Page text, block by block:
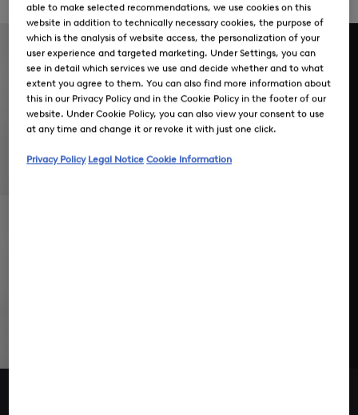
eenvoudig te onderhouden
able to make selected recommendations, we use cookies on this
website in addition to technically necessary cookies, the purpose of
which is the analysis of website access, the personalization of your
user experience and targeted marketing. Under Settings, you can
see in detail which services we use and decide whether and to what
extent you agree to them. You can also find more information about
this in our Privacy Policy and in the Cookie Policy in the footer of our
website. Under Cookie Policy, you can also view your consent to use
at any time and change it or revoke it with just one click.
Privacy Policy Legal Notice Cookie Information